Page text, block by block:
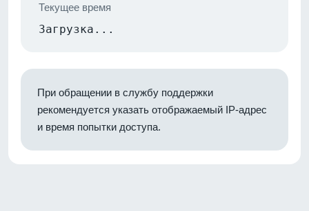
Текущее время
Загрузка...
При обращении в службу поддержки
рекомендуется указать отображаемый IP-адрес
и время попытки доступа.